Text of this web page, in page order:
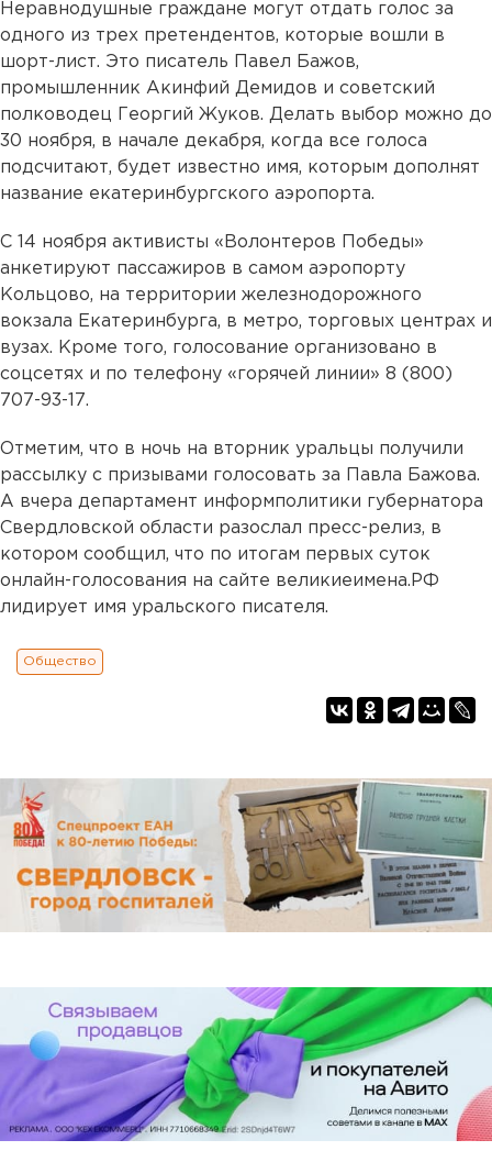
Неравнодушные граждане могут отдать голос за
одного из трех претендентов, которые вошли в
шорт-лист. Это писатель Павел Бажов,
промышленник Акинфий Демидов и советский
полководец Георгий Жуков. Делать выбор можно до
30 ноября, в начале декабря, когда все голоса
подсчитают, будет известно имя, которым дополнят
название екатеринбургского аэропорта.
С 14 ноября активисты «Волонтеров Победы»
анкетируют пассажиров в самом аэропорту
Кольцово, на территории железнодорожного
вокзала Екатеринбурга, в метро, торговых центрах и
вузах. Кроме того, голосование организовано в
соцсетях и по телефону «горячей линии» 8 (800)
707-93-17.
Отметим, что в ночь на вторник уральцы получили
рассылку с призывами голосовать за Павла Бажова.
А вчера департамент информполитики губернатора
Свердловской области разослал пресс-релиз, в
котором сообщил, что по итогам первых суток
онлайн-голосования на сайте великиеимена.РФ
лидирует имя уральского писателя.
Общество